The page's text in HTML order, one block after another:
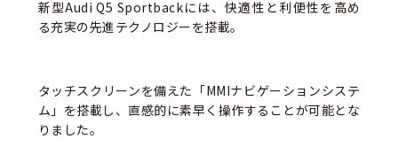
新型Audi Q5 Sportbackには、快適性と利便性を高め
る充実の先進テクノロジーを搭載。
タッチスクリーンを備えた「MMIナビゲーションシステ
ム」を搭載し、直感的に素早く操作することが可能とな
りました。